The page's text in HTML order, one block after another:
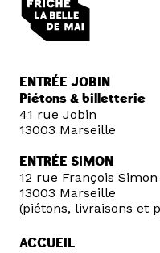
ENTRÉE JOBIN
Piétons & billetterie
41 rue Jobin
13003 Marseille
ENTRÉE SIMON
12 rue François Simon
13003 Marseille
(piétons, livraisons et
ACCUEIL